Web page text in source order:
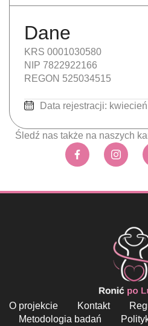
Dane
KRS 0001030580
NIP 7822922166
REGON 525034515
Data rejestracji:
Śledź nas także na naszych
O projekcie Kontakt
Metodologia badań